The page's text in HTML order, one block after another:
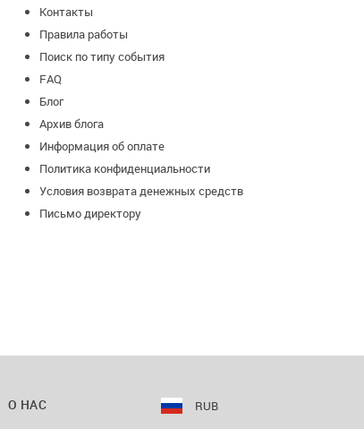
Контакты
Правила работы
Поиск по типу события
FAQ
Блог
Архив блога
Информация об оплате
Политика конфиденциальности
Условия возврата денежных средств
Письмо директору
RUB
О НАС